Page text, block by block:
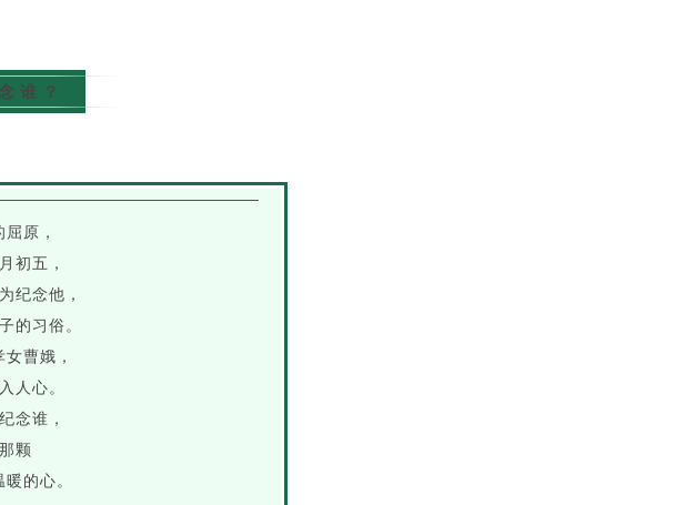
谁？
原，
初五，
纪念他，
的习俗。
曹娥，
人心。
念谁，
颗
的心。